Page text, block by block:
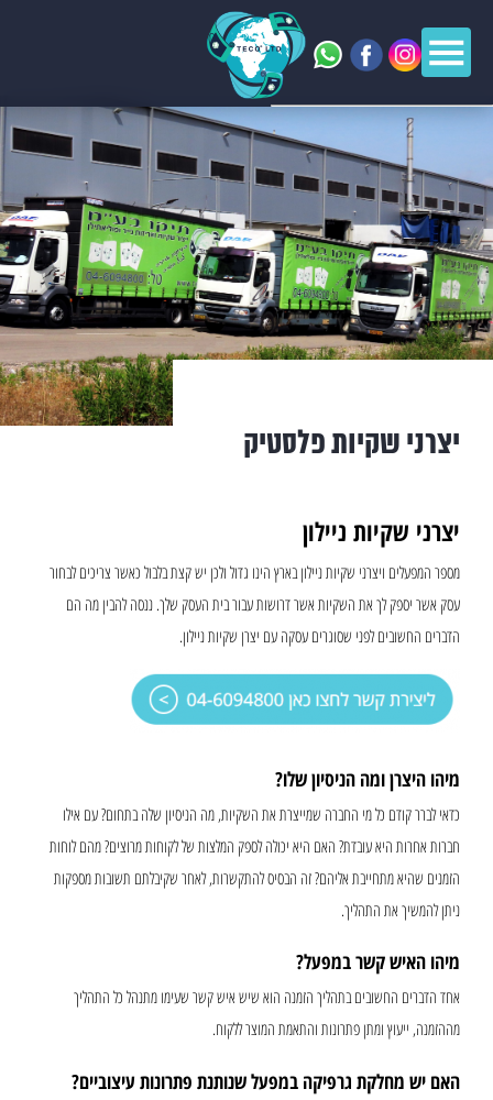
יצרני שקיות פלסטיק
יצרני שקיות ניילון
מספר המפעלים ויצרני שקיות ניילון בארץ הינו גדול ולכן יש קצת בלבול כאשר צריכים לבחור
עסק אשר יספק לך את השקיות אשר דרושות עבור בית העסק שלך. ננסה להבין מה הם
הדברים החשובים לפני שסוגרים עסקה עם יצרן שקיות ניילון.
מיהו היצרן ומה הניסיון שלו?
כדאי לברר קודם כל מי החברה שמייצרת את השקיות, מה הניסיון שלה בתחום? עם אילו
חברות אחרות היא עובדת? האם היא יכולה לספק המלצות של לקוחות מרוצים? מהם לוחות
הזמנים שהיא מתחייבת אליהם? זה הבסיס להתקשרות, לאחר שקיבלתם תשובות מספקות
ניתן להמשיך את התהליך.
מיהו האיש קשר במפעל?
אחד הדברים החשובים בתהליך הזמנה הוא שיש איש קשר שעימו מתנהל כל התהליך
מההזמנה, ייעוץ ומתן פתרונות והתאמת המוצר ללקוח.
האם יש מחלקת גרפיקה במפעל שנותנת פתרונות עיצוביים?